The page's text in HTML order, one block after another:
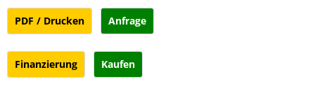
PDF / Drucken Anfrage
Finanzierung Kaufen